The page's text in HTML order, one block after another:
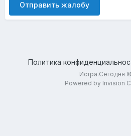
Отправить жалобу
Политика
Истра.Сегодня ©
Powered by Invision